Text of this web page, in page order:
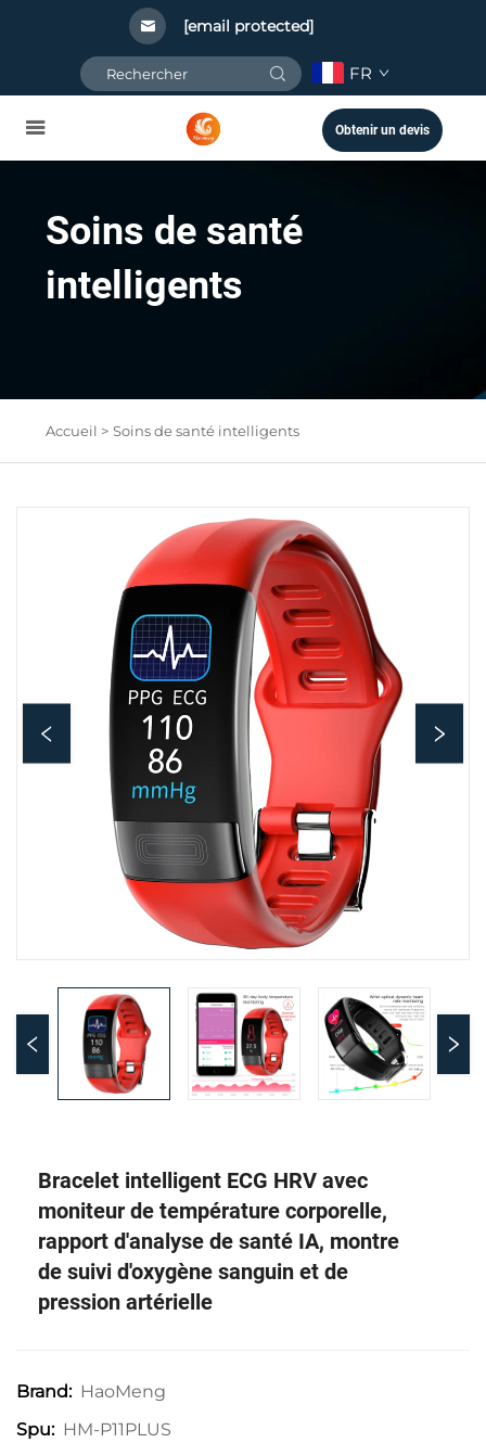
[email protected]
FR
Obtenir un devis
Soins de santé
intelligents
Accueil > Soins de santé intelligents
Bracelet intelligent ECG HRV avec
moniteur de température corporelle,
rapport d'analyse de santé IA, montre
de suivi d'oxygène sanguin et de
pression artérielle
Brand: HaoMeng
Spu: HM-P11PLUS